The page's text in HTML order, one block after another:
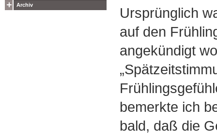
Archiv
Ursprünglich
auf den
angekündigt
bemerkte ich
bald, daß die